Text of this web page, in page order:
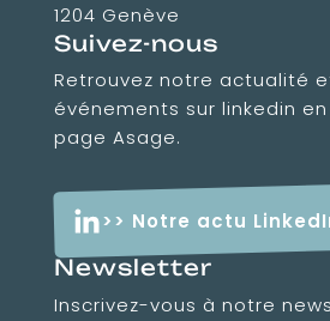
1204 Genève
Suivez-nous
Retrouvez notre actualité
événements sur linkedin
page Asage.
>> Notre actu
Newsletter
Inscrivez-vous à notre